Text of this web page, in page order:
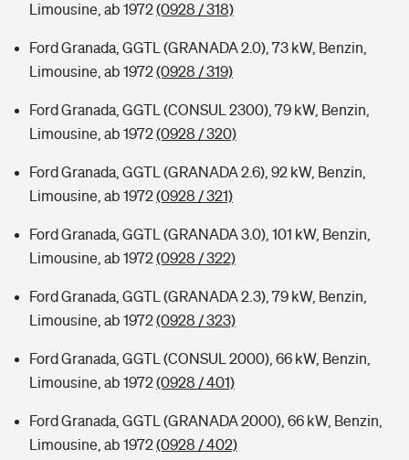
Typklassen: So ist Ihr Auto eingestuft
Sie haben Fragen?
Limousine, ab 1972(0928 / 318)
Ford Granada, GGTL (GRANADA 2.0), 73 kW, Benzin,
Limousine, ab 1972(0928 / 319)
Ford Granada, GGTL (CONSUL 2300), 79 kW, Benzin,
Limousine, ab 1972(0928 / 320)
Ford Granada, GGTL (GRANADA 2.6), 92 kW, Benzin,
Limousine, ab 1972(0928 / 321)
Ford Granada, GGTL (GRANADA 3.0), 101 kW, Benzin,
Limousine, ab 1972(0928 / 322)
Ford Granada, GGTL (GRANADA 2.3), 79 kW, Benzin,
Limousine, ab 1972(0928 / 323)
Ford Granada, GGTL (CONSUL 2000), 66 kW, Benzin,
Limousine, ab 1972(0928 / 401)
Ford Granada, GGTL (GRANADA 2000), 66 kW, Benzin,
Limousine, ab 1972(0928 / 402)